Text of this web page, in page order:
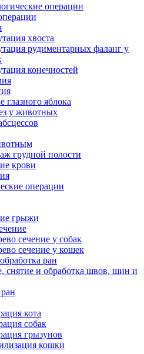
операции
хвоста
рудиментарных фаланг у
конечностей
глазного яблока
у животных
грудной полости
крови
операции
грыжи
сечение у собак
сечение у кошек
ран
снятие и обработка швов, шин и
кота
собак
грызунов
кошки